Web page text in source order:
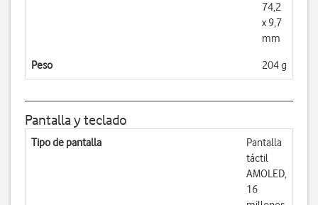
74,2
x 9,7
mm
Peso 204 g
Pantalla y teclado
Tipo de pantalla
Pantalla
táctil
AMOLED,
16